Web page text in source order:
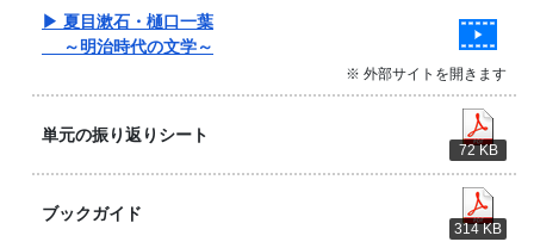
▶ 夏目漱石・樋口一葉
～明治時代の文学～
※ 外部サイトを開きます
単元の振り返りシート
72 KB
ブックガイド
314 KB